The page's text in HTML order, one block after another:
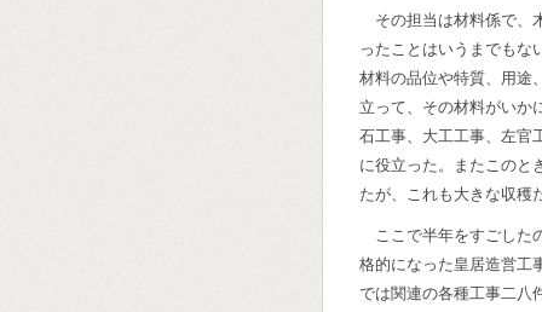
その担当は材料係で、
ったことはいうまでもな
材料の品位や特質、用途
立って、その材料がいか
石工事、大工工事、左官
に役立った。またこのと
たが、これも大きな収穫
ここで半年をすごした
格的になった皇居造営工
では関連の各種工事二八